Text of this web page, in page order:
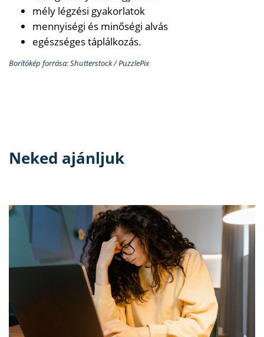
mély légzési gyakorlatok
mennyiségi és minőségi alvás
egészséges táplálkozás.
Borítókép forrása: Shutterstock / PuzzlePix
Neked ajánljuk